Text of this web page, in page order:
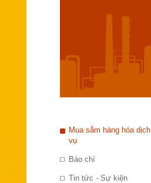
Mua sắm hàng hóa dịch
vụ
Báo chí
Tin tức - Sự kiện